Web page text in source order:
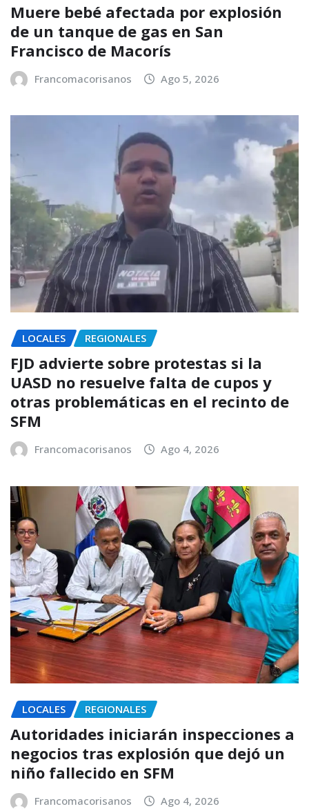
Muere bebé afectada por explosión
de un tanque de gas en San
Francisco de Macorís
Francomacorisanos Ago 5, 2026
LOCALES REGIONALES
FJD advierte sobre protestas si la
UASD no resuelve falta de cupos y
otras problemáticas en el recinto de
SFM
Francomacorisanos Ago 4, 2026
LOCALES REGIONALES
Autoridades iniciarán inspecciones a
negocios tras explosión que dejó un
niño fallecido en SFM
Francomacorisanos Ago 4, 2026